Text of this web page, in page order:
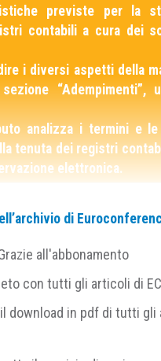
previste per la
contabili a cura dei
i diversi aspetti della
“Adempimenti”,
analizza i termini e
tenuta dei registri
elettronica.
interessati sono
(D.M. 17/06/2014
di presentazione
effetto del
al termine di
di
all'abbonamento
con tutti gli articoli di
download in pdf di tutti gli